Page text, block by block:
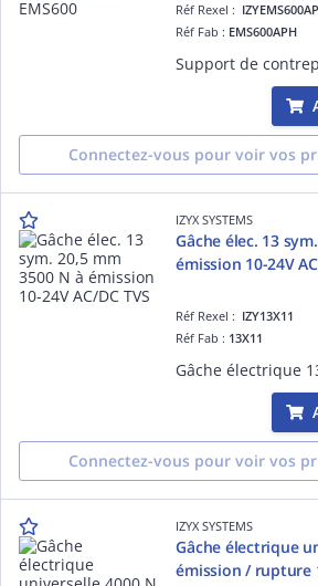
Réf Rexel :
Réf Fab : EMS600APH
Connectez-vous pour voir vos
IZYX SYSTEMS
Gâche élec. 13
émission 10-24V
Réf Rexel : IZY13X11
Réf Fab : 13X11
Connectez-vous pour voir vos
IZYX SYSTEMS
Gâche électrique
émission / rupture